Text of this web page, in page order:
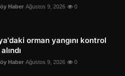
Haber Ağustos 9, 2026 0
orman yangını kontrol
Haber Ağustos 9, 2026 0